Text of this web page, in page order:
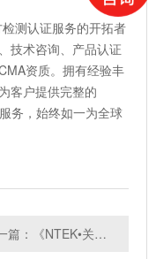
测认证服务的开拓者
技术咨询、产品认证
资质。拥有经验丰
客户提供完整的
务，始终如一为全球
下一篇：《NTEK•关注》广东发布“史上最严无人机禁飞令”